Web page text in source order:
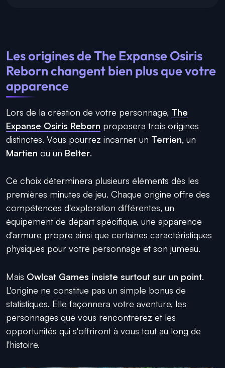
Les origines de The Expanse Osiris
Reborn changent bien plus que votre
apparence
Lors de la création de votre personnage, The
Expanse Osiris Reborn proposera trois origines
distinctes. Vous pourrez incarner un Terrien, un
Martien ou un Belter.
Ce choix déterminera plusieurs éléments dès les
premières minutes de jeu. Chaque origine offre des
compétences d'exploration différentes, un
équipement de départ spécifique, une apparence
d'armure propre ainsi que certaines caractéristiques
physiques pour votre personnage et son jumeau.
Mais Owlcat Games insiste surtout sur un point.
L'origine ne constitue pas un simple bonus de
statistiques. Elle façonnera votre aventure, les
personnages que vous rencontrerez et les
opportunités qui s'offriront à vous tout au long de
l'histoire.